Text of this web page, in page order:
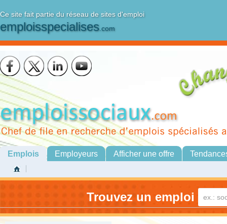
Ce site fait partie du réseau de sites d'emploi
emploisspecialises.com
Emplois Employeurs Afficher une offre
Trouvez un emploi